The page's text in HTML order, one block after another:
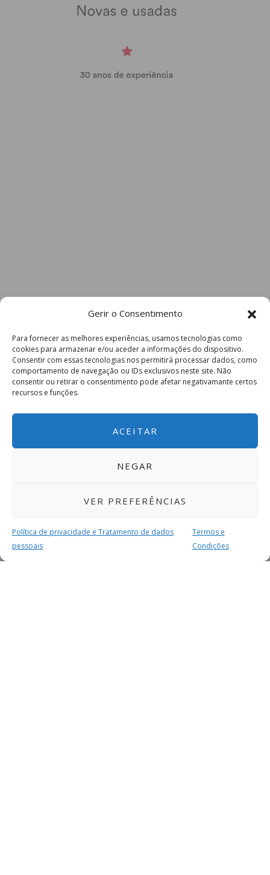
Gerir o Consentimento
Para fornecer as melhores experiências, usamos tecnologias como
cookies para armazenar e/ou aceder a informações do dispositivo.
Consentir com essas tecnologias nos permitirá processar dados, como
comportamento de navegação ou IDs exclusivos neste site. Não
consentir ou retirar o consentimento pode afetar negativamante certos
recursos e funções.
ACEITAR
NEGAR
VER PREFERÊNCIAS
Política de privacidade e Tratamento de dados
pessoais
Termos e
Condições